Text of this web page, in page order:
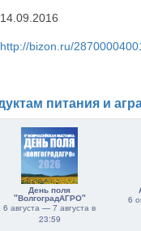
14.09.2016
http://bizon.ru/
питания и
День поля
"ВолгоградАГРО"
6 августа — 7 августа в
23:59
6